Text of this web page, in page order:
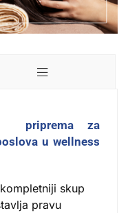
priprema za
u wellness
skup
pravu